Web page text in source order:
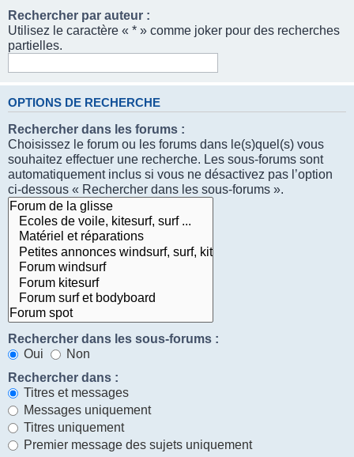
Rechercher par auteur :
Utilisez le caractère « * » comme joker pour des recherches
partielles.
OPTIONS DE RECHERCHE
Rechercher dans les forums :
Choisissez le forum ou les forums dans le(s)quel(s) vous
souhaitez effectuer une recherche. Les sous-forums sont
automatiquement inclus si vous ne désactivez pas l’option
ci-dessous « Rechercher dans les sous-forums ».
Rechercher dans les sous-forums :
Oui
Non
Rechercher dans :
Titres et messages
Messages uniquement
Titres uniquement
Premier message des sujets uniquement